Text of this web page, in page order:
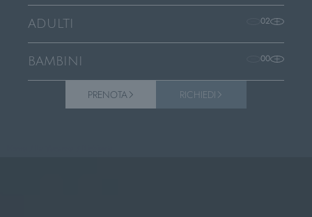
ADULTI 02
BAMBINI 00
PRENOTA RICHIEDI